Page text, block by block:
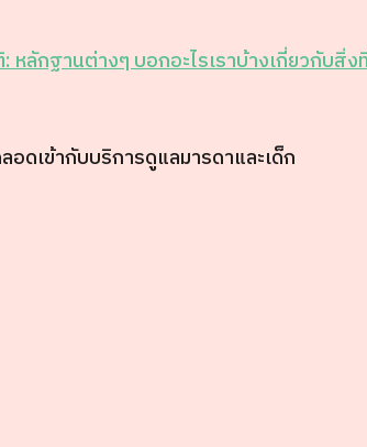
ลักฐานต่างๆ บอกอะไรเราบ้างเกี่ยวกับสิ่ง
ดเข้ากับบริการดูแลมารดาและเด็ก